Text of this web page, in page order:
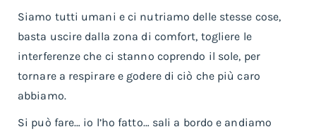
Siamo tutti umani e ci nutriamo delle stesse cose,
basta uscire dalla zona di comfort, togliere le
interferenze che ci stanno coprendo il sole, per
tornare a respirare e godere di ciò che più caro
abbiamo.
Si può fare… io l’ho fatto… sali a bordo e andiamo